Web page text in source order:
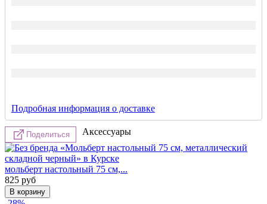
Подробная информация о доставке
Поделиться Аксессуары
мольберт настольный 75 см,...
825 руб